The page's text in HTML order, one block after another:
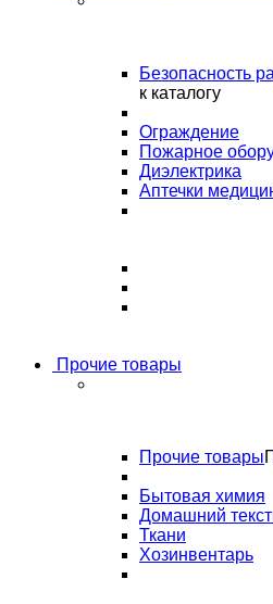
Безопасность
к каталогу
Ограждение
Пожарное
Диэлектрика
Аптечки
Прочие товары
Прочие товары
Бытовая химия
Домашний
Ткани
Хозинвентарь